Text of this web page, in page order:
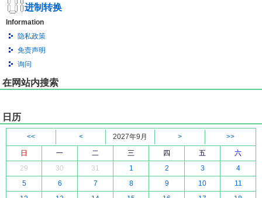
进制转换
Information
隐私政策
免责声明
询问
在网站内搜索
日历
<< < 2027年9月 >
>>
日
一 二 三 四 五
六
29
30 31 1 2 3
4
5
6 7 8 9 10
11